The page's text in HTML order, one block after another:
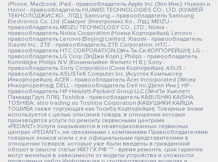
iPhone, Macbook, iPad - правообладатель Apple Inc. (Эпл Инк.); Huawei и
Honor - правообладатель HUAWEI TECHNOLOGIES CO., LTD. (ХУАВЕЙ
ТЕКНОЛОДЖИС КО., ЛТД.); Samsung – правообладатель Samsung
Electronics Co. Ltd. (Самсунг Электроникс Ко., Лтд.); MEIZU -
правообладатель MEIZU TECHNOLOGY CO., LTD.; Nokia -
правообладатель Nokia Corporation (Нокиа Корпорейшн); Lenovo -
правообладатель Lenovo (Beijing) Limited; Xiaomi - правообладатель
Xiaomi Inc.; ZTE - правообладатель ZTE Corporation; HTC -
правообладатель HTC CORPORATION (Эйч-Ти-Си КОРПОРЕЙШН); LG -
правообладатель LG Corp. (ЭлДжи Корп.); Philips - правообладатель
Koninklijke Philips N.V. (Конинклийке Филипс Н.В.); Sony -
правообладатель Sony Corporation (Сони Корпорейшн); ASUS -
правообладатель ASUSTeK Computer Inc. (Асустек Компьютер
Инкорпорейшн); ACER - правообладатель Acer Incorporated (Эйсер
Инкорпорейтед); DELL - правообладатель Dell Inc.(Делл Инк.); HP -
правообладатель HP Hewlett-Packard Group LLC (ЭйчПи Хьюлетт
Паккард Груп ЛЛК); Toshiba - правообладатель KABUSHIKI KAISHA
TOSHIBA, also trading as Toshiba Corporation (КАБУШИКИ КАЙША
ТОШИБА также торгующая как Тосиба Корпорейшн). Товарные знаки
используется с целью описания товара, в отношении которых
производятся услуги по ремонту сервисными центрами
«PEDANT».Услуги оказываются в неавторизованных сервисных
центрах «PEDANT», не связанными с компаниями Правообладателями
товарных знаков и/или с ее официальными представителями в
отношении товаров, которые уже были введены в гражданский
оборот в смысле статьи 1487 ГК РФ ** - время ремонта, срок гарантии
могут меняться в зависимости от модели устройства и сложности